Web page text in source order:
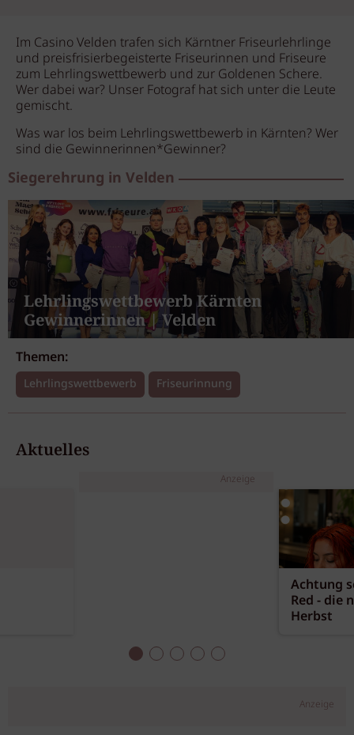
Im Casino Velden trafen sich Kärntner Friseurlehrlinge
und preisfrisierbegeisterte Friseurinnen und Friseure
zum Lehrlingswettbewerb und zur Goldenen Schere.
Wer dabei war? Unser Fotograf hat sich unter die Leute
gemischt.
Was war los beim Lehrlingswettbewerb in Kärnten? Wer
sind die Gewinnerinnen*Gewinner?
Siegerehrung in Velden
Lehrlingswettbewerb Kärnten
Gewinnerinnen | Velden
Themen:
Lehrlingswettbewerb Friseurinnung
Aktuelles
Anzeige
Achtung
Red - die
Herbst
Anzeige